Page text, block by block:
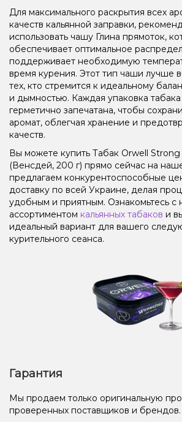
Для максимального раскрытия всех
качеств кальянной заправки,
использовать чашу Глина прямоток,
обеспечивает оптимальное
поддерживает необходимую
время курения. Этот тип чаши лучше
тех, кто стремится к идеальному
и дымностью. Каждая упаковка
герметично запечатана, чтобы
аромат, облегчая хранение и
качеств.
Вы можете купить Табак Orwell
(Венсдей, 200 г) прямо сейчас на
предлагаем конкурентоспособные
доставку по всей Украине, делая
удобным и приятным. Ознакомьтесь
ассортиментом кальянных табаков и
идеальный вариант для вашего
курительного сеанса.
Гарантия
Мы продаем только оригинальную
проверенных поставщиков и брендов.